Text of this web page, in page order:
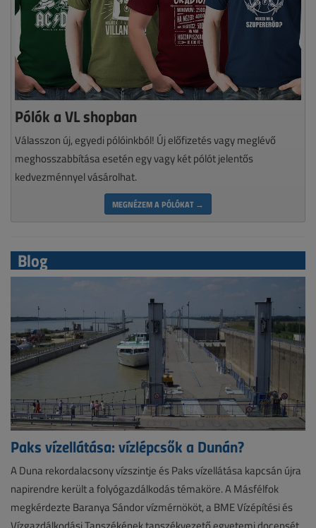
Pólók a VL shopban
Válasszon új, egyedi pólóinkból! Új előfizetés vagy meglévő
meghosszabbítása esetén egy vagy két pólót jelentős
kedvezménnyel vásárolhat.
MEGNÉZEM A PÓLÓKAT →
Blog
Paks vízellátása: vízlépcsők a Dunán?
A Duna rekordalacsony vízszintje és Paks vízellátása kapcsán újra
napirendre került a folyógazdálkodás témaköre. A Másfélfok
megkérdezte Baranya Sándor vízmérnököt, a BME Vízépítési és